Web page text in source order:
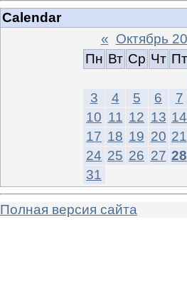
Calendar
« Октябрь
Пн Вт Ср Чт Пт
3
4 5 6 7
10 11 12 13 14
17 18 19 20 21
24 25 26 27 28
31
Полная версия сайта